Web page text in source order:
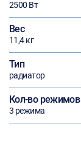
2500 Вт
Вес
11,4 кг
Тип
радиатор
Кол-во режимов
3 режима